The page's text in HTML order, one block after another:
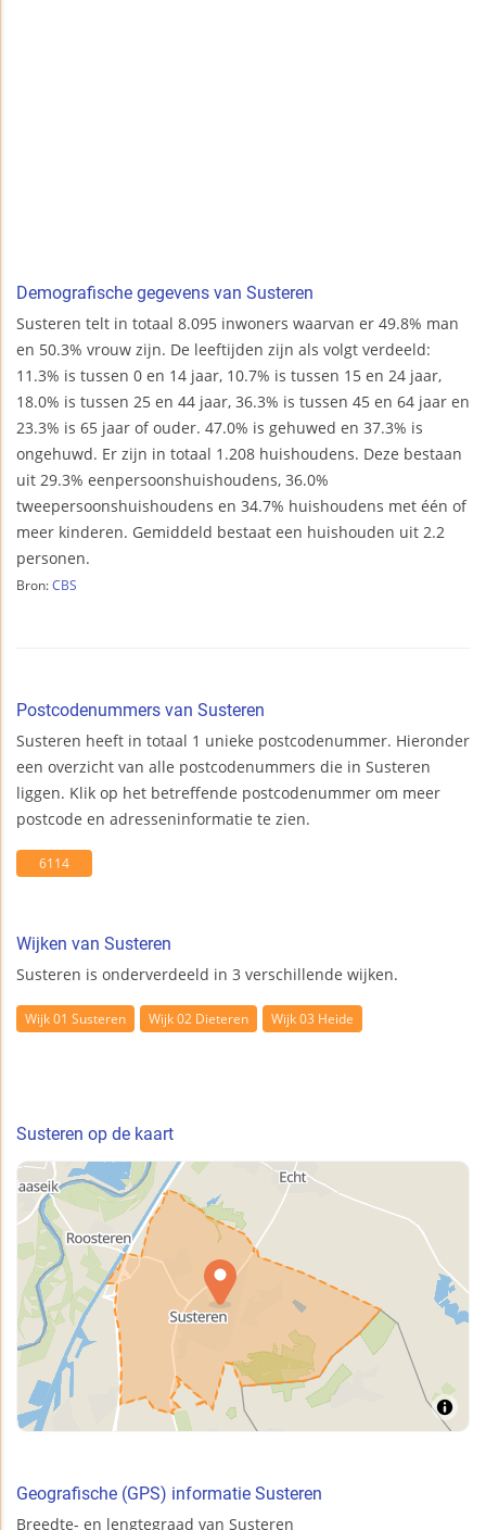
Demografische gegevens van Susteren
Susteren telt in totaal 8.095 inwoners waarvan er 49.8% man
en 50.3% vrouw zijn. De leeftijden zijn als volgt verdeeld:
11.3% is tussen 0 en 14 jaar, 10.7% is tussen 15 en 24 jaar,
18.0% is tussen 25 en 44 jaar, 36.3% is tussen 45 en 64 jaar en
23.3% is 65 jaar of ouder. 47.0% is gehuwed en 37.3% is
ongehuwd. Er zijn in totaal 1.208 huishoudens. Deze bestaan
uit 29.3% eenpersoonshuishoudens, 36.0%
tweepersoonshuishoudens en 34.7% huishoudens met één of
meer kinderen. Gemiddeld bestaat een huishouden uit 2.2
personen.
Bron: CBS
Postcodenummers van Susteren
Susteren heeft in totaal 1 unieke postcodenummer. Hieronder
een overzicht van alle postcodenummers die in Susteren
liggen. Klik op het betreffende postcodenummer om meer
postcode en adresseninformatie te zien.
6114
Wijken van Susteren
Susteren is onderverdeeld in 3 verschillende wijken.
Wijk 01 Susteren Wijk 02 Dieteren Wijk 03 Heide
Susteren op de kaart
Geografische (GPS) informatie Susteren
Breedte- en lengtegraad van Susteren